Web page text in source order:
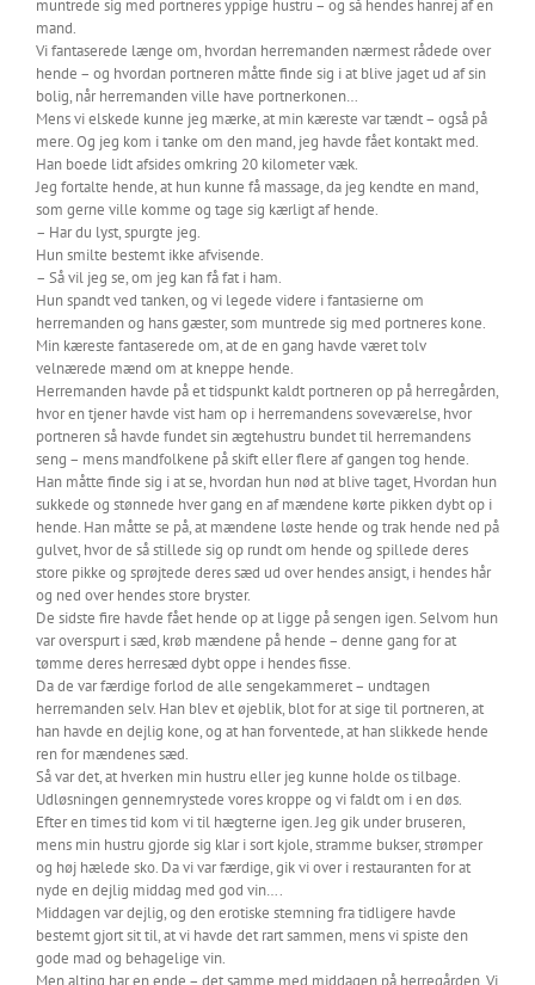
muntrede sig med portneres yppige hustru – og så hendes hanrej af en
mand.
Vi fantaserede længe om, hvordan herremanden nærmest rådede over
hende – og hvordan portneren måtte finde sig i at blive jaget ud af sin
bolig, når herremanden ville have portnerkonen…
Mens vi elskede kunne jeg mærke, at min kæreste var tændt – også på
mere. Og jeg kom i tanke om den mand, jeg havde fået kontakt med.
Han boede lidt afsides omkring 20 kilometer væk.
Jeg fortalte hende, at hun kunne få massage, da jeg kendte en mand,
som gerne ville komme og tage sig kærligt af hende.
– Har du lyst, spurgte jeg.
Hun smilte bestemt ikke afvisende.
– Så vil jeg se, om jeg kan få fat i ham.
Hun spandt ved tanken, og vi legede videre i fantasierne om
herremanden og hans gæster, som muntrede sig med portneres kone.
Min kæreste fantaserede om, at de en gang havde været tolv
velnærede mænd om at kneppe hende.
Herremanden havde på et tidspunkt kaldt portneren op på herregården,
hvor en tjener havde vist ham op i herremandens soveværelse, hvor
portneren så havde fundet sin ægtehustru bundet til herremandens
seng – mens mandfolkene på skift eller flere af gangen tog hende.
Han måtte finde sig i at se, hvordan hun nød at blive taget, Hvordan hun
sukkede og stønnede hver gang en af mændene kørte pikken dybt op i
hende. Han måtte se på, at mændene løste hende og trak hende ned på
gulvet, hvor de så stillede sig op rundt om hende og spillede deres
store pikke og sprøjtede deres sæd ud over hendes ansigt, i hendes hår
og ned over hendes store bryster.
De sidste fire havde fået hende op at ligge på sengen igen. Selvom hun
var overspurt i sæd, krøb mændene på hende – denne gang for at
tømme deres herresæd dybt oppe i hendes fisse.
Da de var færdige forlod de alle sengekammeret – undtagen
herremanden selv. Han blev et øjeblik, blot for at sige til portneren, at
han havde en dejlig kone, og at han forventede, at han slikkede hende
ren for mændenes sæd.
Så var det, at hverken min hustru eller jeg kunne holde os tilbage.
Udløsningen gennemrystede vores kroppe og vi faldt om i en døs.
Efter en times tid kom vi til hægterne igen. Jeg gik under bruseren,
mens min hustru gjorde sig klar i sort kjole, stramme bukser, strømper
og høj hælede sko. Da vi var færdige, gik vi over i restauranten for at
nyde en dejlig middag med god vin….
Middagen var dejlig, og den erotiske stemning fra tidligere havde
bestemt gjort sit til, at vi havde det rart sammen, mens vi spiste den
gode mad og behagelige vin.
Men alting har en ende – det samme med middagen på herregården. Vi